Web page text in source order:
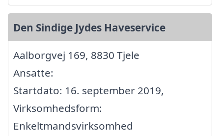
Den Sindige Jydes Haveservice
Aalborgvej 169, 8830 Tjele
Ansatte:
Startdato: 16. september 2019,
Virksomhedsform:
Enkeltmandsvirksomhed